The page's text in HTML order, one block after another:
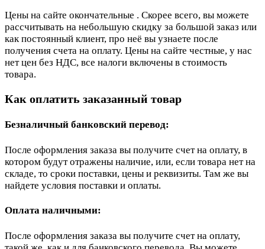
Цены на сайте окончательные . Скорее всего, вы можете
рассчитывать на небольшую скидку за большой заказ или
как постоянный клиент, про неё вы узнаете после
получения счета на оплату. Цены на сайте честные, у нас
нет цен без НДС, все налоги включены в стоимость
товара.
Как оплатить заказанный товар
Безналичный банковский перевод:
После оформления заказа вы получите счет на оплату, в
котором будут отражены наличие, или, если товара нет на
складе, то сроки поставки, цены и реквизиты. Там же вы
найдете условия поставки и оплаты.
Оплата наличными:
После оформления заказа вы получите счет на оплату,